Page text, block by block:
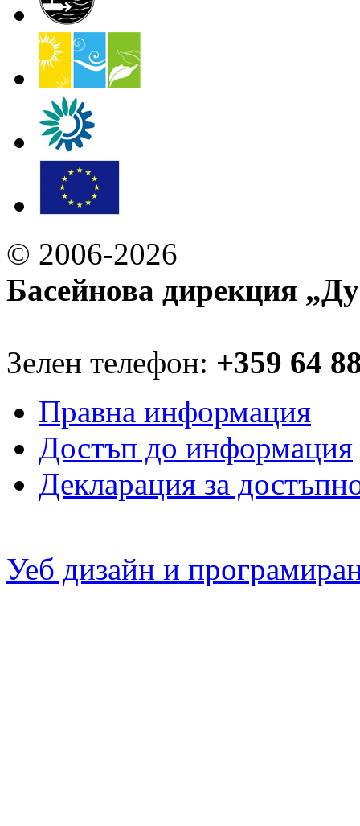
© 2006-2026
Басейнова дирекция
Зелен телефон: +359 64
Правна информация
Достъп до информация
Декларация за
Уеб дизайн и